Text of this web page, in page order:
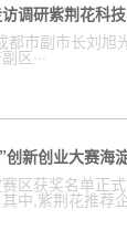
调研紫荆花科
市副市长刘旭
区···
新创业大赛海
区获奖名单正
中,紫荆花推荐